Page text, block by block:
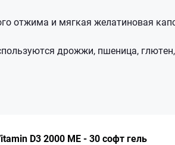
отжима и мягкая желатиновая
дрожжи, пшеница,
D3 2000 ME - 30 софт гель